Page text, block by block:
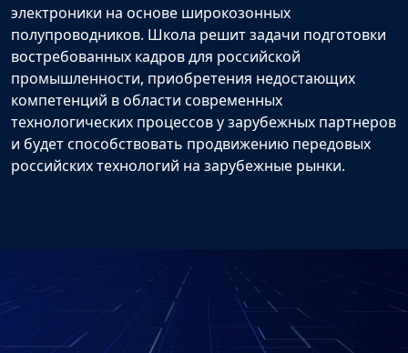
электроники на основе широкозонных
полупроводников. Школа решит задачи подготовки
востребованных кадров для российской
промышленности, приобретения недостающих
компетенций в области современных
технологических процессов у зарубежных партнеров
и будет способствовать продвижению передовых
российских технологий на зарубежные рынки.